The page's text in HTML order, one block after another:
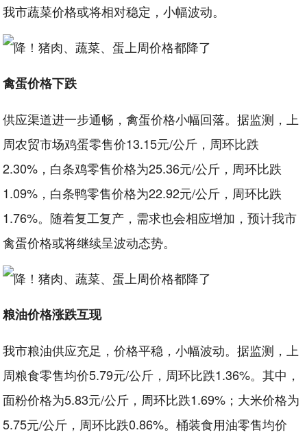
我市蔬菜价格或将相对稳定，小幅波动。
禽蛋价格下跌
供应渠道进一步通畅，禽蛋价格小幅回落。据监测，上
周农贸市场鸡蛋零售价13.15元/公斤，周环比跌
2.30%，白条鸡零售价格为25.36元/公斤，周环比跌
1.09%，白条鸭零售价格为22.92元/公斤，周环比跌
1.76%。随着复工复产，需求也会相应增加，预计我市
禽蛋价格或将继续呈波动态势。
粮油价格涨跌互现
我市粮油供应充足，价格平稳，小幅波动。据监测，上
周粮食零售均价5.79元/公斤，周环比跌1.36%。其中，
面粉价格为5.83元/公斤，周环比跌1.69%；大米价格为
5.75元/公斤，周环比跌0.86%。桶装食用油零售均价